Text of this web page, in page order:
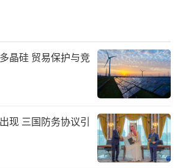
晶硅 贸易保护与竞
现 三国防务协议引